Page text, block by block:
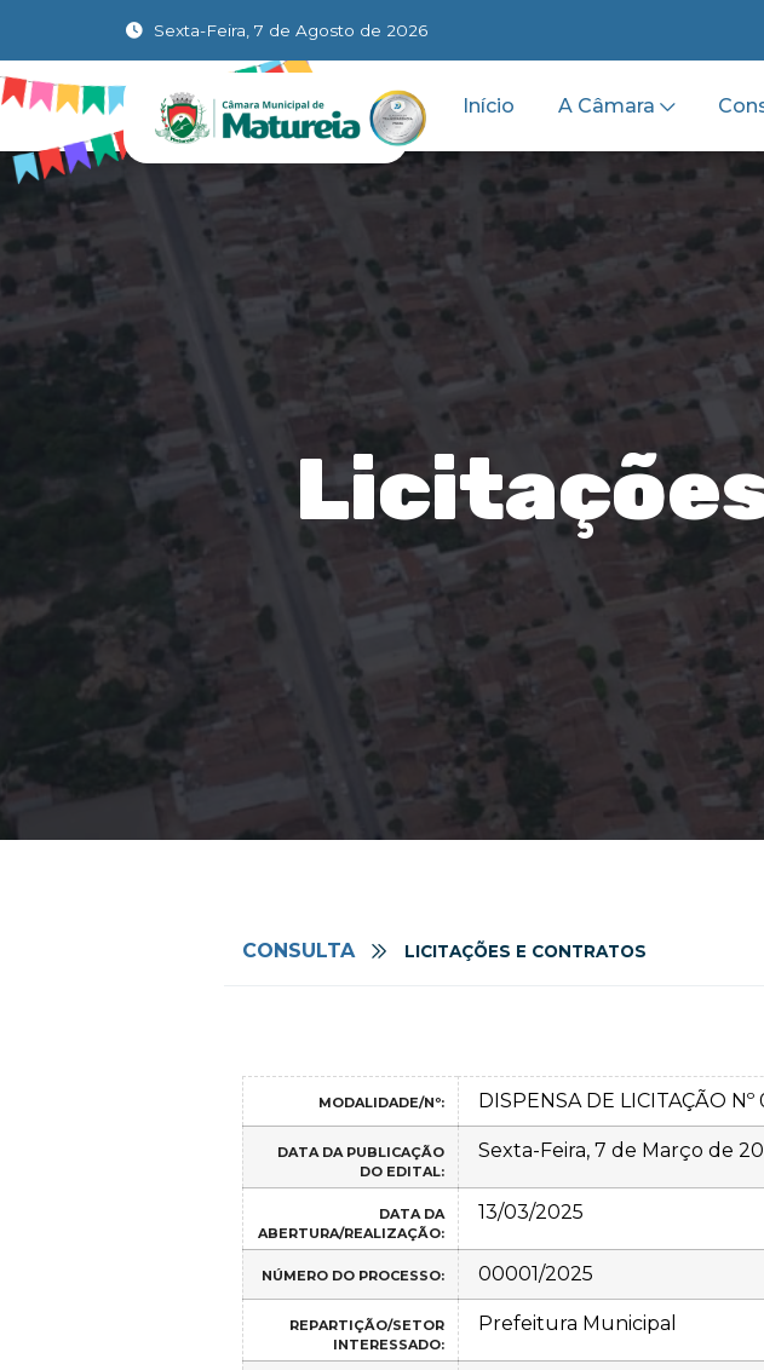
Sexta-Feira, 7 de Agosto de 2026
Início A Câmara
CONSULTA LICITAÇÕES E CONTRATOS
MODALIDADE/Nº: DISPENSA DE LICITAÇÃO
DATA DA PUBLICAÇÃO
DO EDITAL:
Sexta-Feira, 7 de Março de
DATA DA
ABERTURA/REALIZAÇÃO:
13/03/2025
NÚMERO DO PROCESSO: 00001/2025
REPARTIÇÃO/SETOR
INTERESSADO:
Prefeitura Municipal